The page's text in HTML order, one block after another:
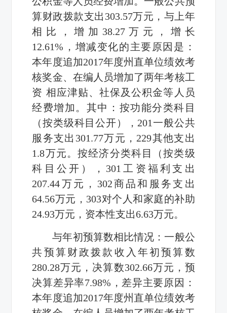
算财政拨款支出303.57万元，与上年
相比，增加38.27万元，增长
12.61%，增减变化的主要原因是：
本年度追加2017年度州直单位绩效考
核奖金、在编人员增加了两年考核工
资 相应津贴、社保及公积金等人员
经费增加。其中：按功能分类科目
（按类级科目公开），201一般公共
服务支出301.77万元，229其他支出
1.8万元。按经济分类科目（按类级
科目公开），301工资福利支出
207.44万元，302商品和服务支出
64.56万元，303对个人和家庭的补助
24.93万元，资本性支出6.63万元。
与年初预算数相比情况：一般公
共预算财政拨款收入年初预算数
280.28万元，决算数302.66万元，预
决算差异率7.98%，差异主要原因：
本年度追加2017年度州直单位绩效考